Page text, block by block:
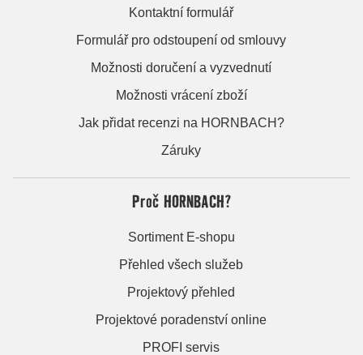
Kontaktní formulář
Formulář pro odstoupení od smlouvy
Možnosti doručení a vyzvednutí
Možnosti vrácení zboží
Jak přidat recenzi na HORNBACH?
Záruky
Proč HORNBACH?
Sortiment E-shopu
Přehled všech služeb
Projektový přehled
Projektové poradenství online
PROFI servis